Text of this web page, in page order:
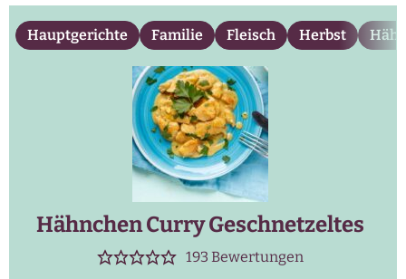
Hauptgerichte Familie Fleisch Herbst
Hähnchen Curry Geschnetzeltes
193 Bewertungen